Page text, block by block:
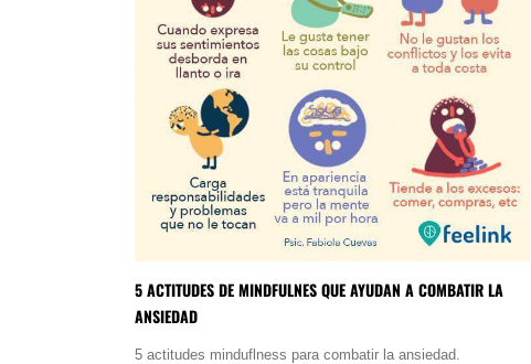
5 ACTITUDES DE MINDFULNES QUE AYUDAN A COMBATIR LA
ANSIEDAD
5 actitudes minduflness para combatir la ansiedad.